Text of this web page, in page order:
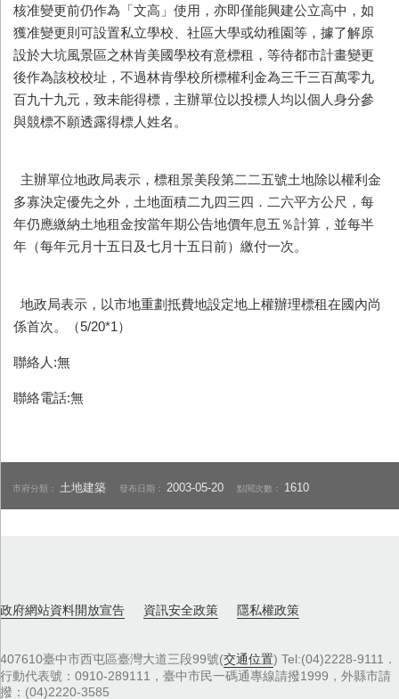
核准變更前仍作為「文高」使用，亦即僅能興建公立高中，如
獲准變更則可設置私立學校、社區大學或幼稚園等，據了解原
設於大坑風景區之林肯美國學校有意標租，等待都市計畫變更
後作為該校校址，不過林肯學校所標權利金為三千三百萬零九
百九十九元，致未能得標，主辦單位以投標人均以個人身分參
與競標不願透露得標人姓名。
主辦單位地政局表示，標租景美段第二二五號土地除以權利金
多寡決定優先之外，土地面積二九四三四．二六平方公尺，每
年仍應繳納土地租金按當年期公告地價年息五％計算，並每半
年（每年元月十五日及七月十五日前）繳付一次。
地政局表示，以市地重劃抵費地設定地上權辦理標租在國內尚
係首次。（5/20*1）
聯絡人:無
聯絡電話:無
市府分類： 土地建築 發布日期： 2003-05-20 點閱次數： 1610
政府網站資料開放宣告 資訊安全政策 隱私權政策
407610臺中市西屯區臺灣大道三段99號(交通位置) Tel:(04)2228-9111．
行動代表號：0910-289111，臺中市民一碼通專線請撥1999，外縣市請
撥：(04)2220-3585